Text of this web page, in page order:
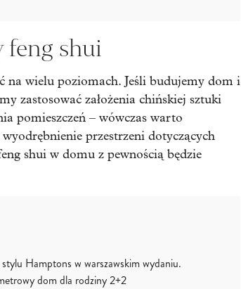
feng shui
na wielu poziomach. Jeśli budujemy dom i
zastosować założenia chińskiej sztuki
pomieszczeń – wówczas warto
przestrzeni dotyczących
shui w domu z pewnością będzie
Hamptons w warszawskim wydaniu.
dom dla rodziny 2+2